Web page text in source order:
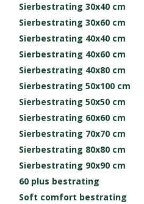
Sierbestrating 30x40 cm
Sierbestrating 30x60 cm
Sierbestrating 40x40 cm
Sierbestrating 40x60 cm
Sierbestrating 40x80 cm
Sierbestrating 50x100 cm
Sierbestrating 50x50 cm
Sierbestrating 60x60 cm
Sierbestrating 70x70 cm
Sierbestrating 80x80 cm
Sierbestrating 90x90 cm
60 plus bestrating
Soft comfort bestrating